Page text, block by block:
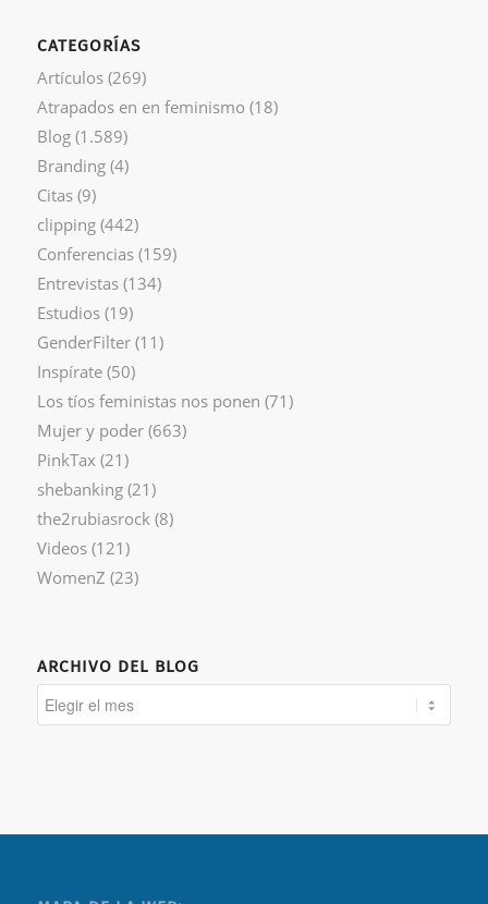
CATEGORÍAS
Artículos(269)
Atrapados en en feminismo (18)
Blog(1.589)
Branding(4)
Citas(9)
clipping(442)
Conferencias(159)
Entrevistas(134)
Estudios(19)
GenderFilter(11)
Inspírate(50)
Los tíos feministas nos ponen (71)
Mujer y poder(663)
PinkTax (21)
shebanking(21)
the2rubiasrock (8)
Videos(121)
WomenZ (23)
ARCHIVO DEL BLOG